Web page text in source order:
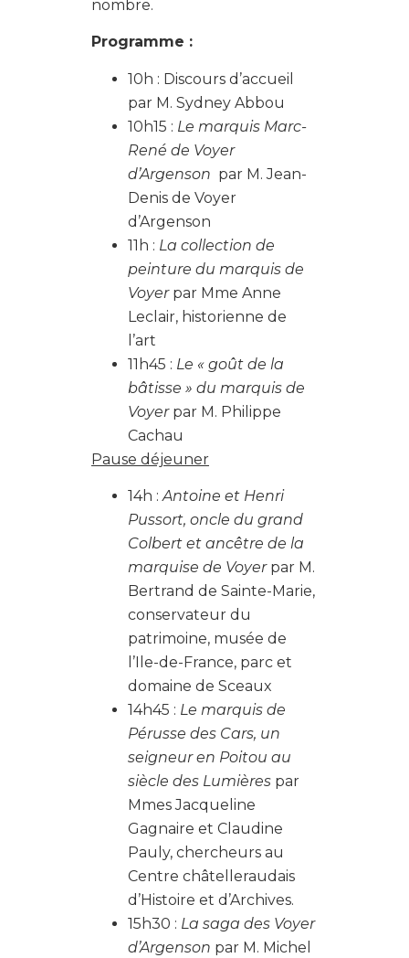
nombre.
Programme :
10h : Discours d’accueil
par M. Sydney Abbou
10h15 : Le marquis Marc-
René de Voyer
d’Argenson par M. Jean-
Denis de Voyer
d’Argenson
11h : La collection de
peinture du marquis de
Voyerpar Mme Anne
Leclair, historienne de
l’art
11h45 : Le « goût de la
bâtisse » du marquis de
Voyerpar M. Philippe
Cachau
Pause déjeuner
14h :Antoine et Henri
Pussort, oncle du grand
Colbert et ancêtre de la
marquise de Voyerpar M.
Bertrand de Sainte-Marie,
conservateur du
patrimoine, musée de
l’Ile-de-France, parc et
domaine de Sceaux
14h45 : Le marquis de
Pérusse des Cars, un
seigneur en Poitou au
siècle des Lumières par
Mmes Jacqueline
Gagnaire et Claudine
Pauly, chercheurs au
Centre châtelleraudais
d’Histoire et d’Archives.
15h30 : La saga des Voyer
d’Argenson par M. Michel